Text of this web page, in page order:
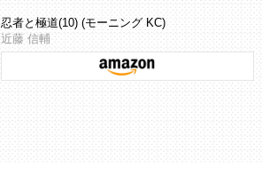
忍者と極道(10) (モーニング KC)
近藤 信輔